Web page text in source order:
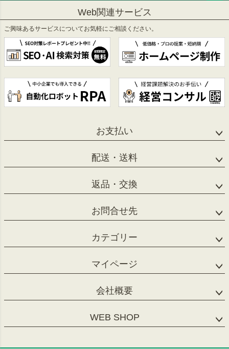
へ
Web関連サービス
ご興味あるサービスについてお気軽にご相談ください。
お支払い
配送・送料
返品・交換
お問合せ先
カテゴリー
マイページ
会社概要
WEB SHOP